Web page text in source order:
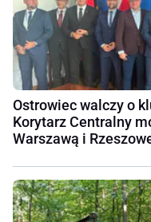
Ostrowiec walczy o
Korytarz Centralny
Warszawą i